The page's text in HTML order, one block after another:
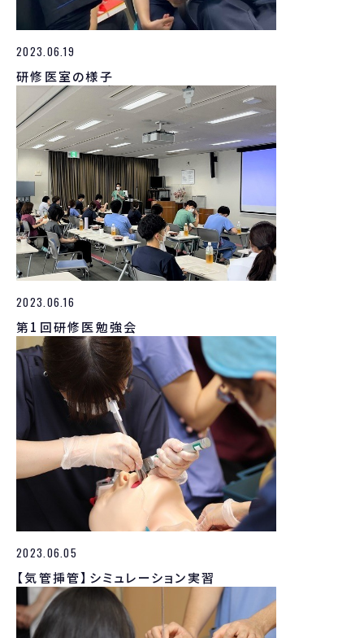
2023.06.19
研修医室の様子
2023.06.16
第1回研修医勉強会
2023.06.05
【気管挿管】シミュレーション実習